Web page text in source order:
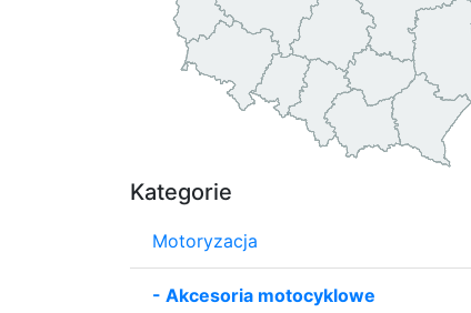
Kategorie
Motoryzacja
- Akcesoria motocyklowe